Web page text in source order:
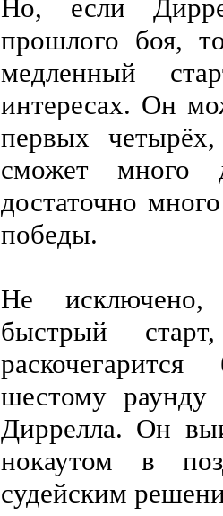
Но, если
прошлого боя,
медленный
интересах. Он
первых
сможет много
достаточно
победы.
Не
быстрый
шестому раунду
Диррелла. Он
нокаутом в
судейским